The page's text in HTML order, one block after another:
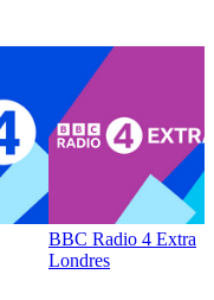
BBC Radio 4 Extra
Londres